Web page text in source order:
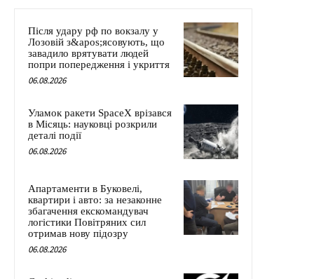
Після удару рф по вокзалу у
Лозовій з&apos;ясовують, що
завадило врятувати людей
попри попередження і укриття
06.08.2026
Уламок ракети SpaceX врізався
в Місяць: науковці розкрили
деталі події
06.08.2026
Апартаменти в Буковелі,
квартири і авто: за незаконне
збагачення екскомандувач
логістики Повітряних сил
отримав нову підозру
06.08.2026